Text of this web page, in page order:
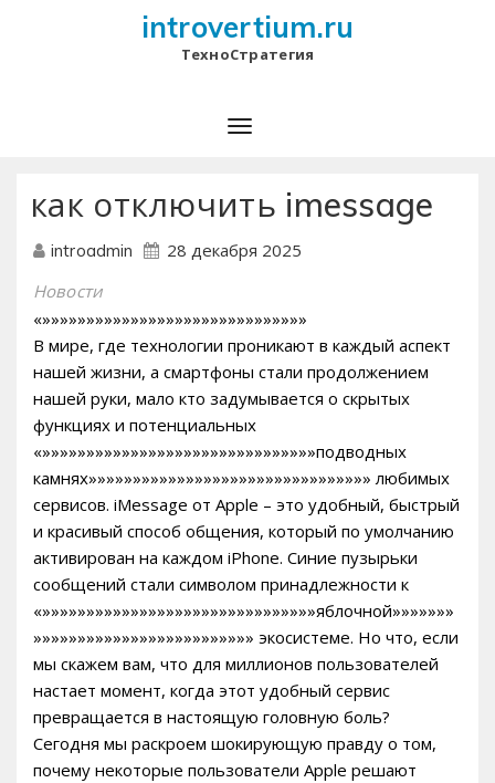
introvertium.ru
ТехноСтратегия
как отключить imessage
introadmin 28 декабря 2025
Новости
«»»»»»»»»»»»»»»»»»»»»»»»»»»»»»»
В мире, где технологии проникают в каждый аспект
нашей жизни, а смартфоны стали продолжением
нашей руки, мало кто задумывается о скрытых
функциях и потенциальных
«»»»»»»»»»»»»»»»»»»»»»»»»»»»»»»»подводных
камнях»»»»»»»»»»»»»»»»»»»»»»»»»»»»»»»» любимых
сервисов. iMessage от Apple – это удобный, быстрый
и красивый способ общения, который по умолчанию
активирован на каждом iPhone. Синие пузырьки
сообщений стали символом принадлежности к
«»»»»»»»»»»»»»»»»»»»»»»»»»»»»»»»яблочной»»»»»»»
»»»»»»»»»»»»»»»»»»»»»»»»» экосистеме. Но что, если
мы скажем вам, что для миллионов пользователей
настает момент, когда этот удобный сервис
превращается в настоящую головную боль?
Сегодня мы раскроем шокирующую правду о том,
почему некоторые пользователи Apple решают